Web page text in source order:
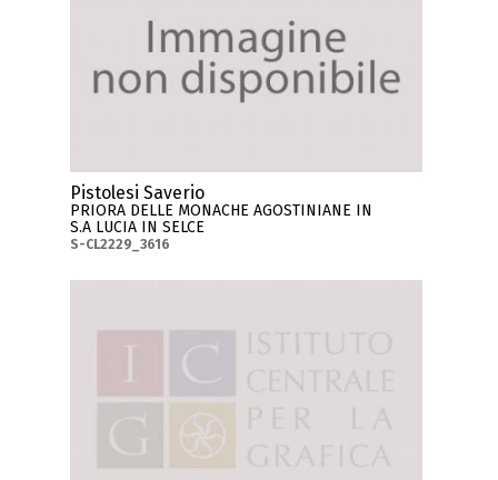
Pistolesi Saverio
PRIORA DELLE MONACHE AGOSTINIANE IN
S.A LUCIA IN SELCE
S-CL2229_3616